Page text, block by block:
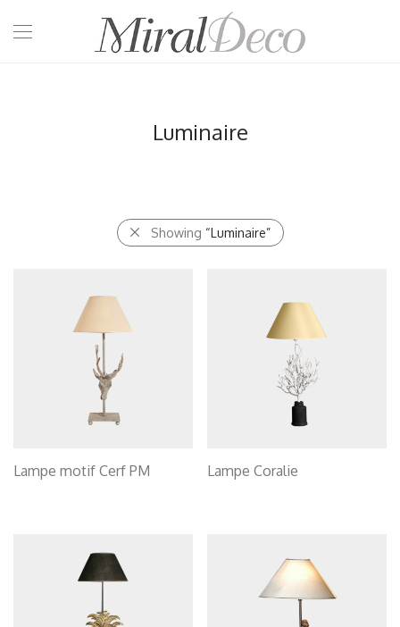
Luminaire
Showing “Luminaire”
Lampe motif Cerf PM Lampe Coralie